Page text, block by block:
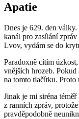
Apatie
Dnes je 629. den
kanál pro zasílání
Lvov, vydám se do
Paradoxně cítím
vnějších hrozeb. Pokud
na tomto tlačítku. Proto
Jinak je mi siréna
z ranních zpráv,
pravděpodobně